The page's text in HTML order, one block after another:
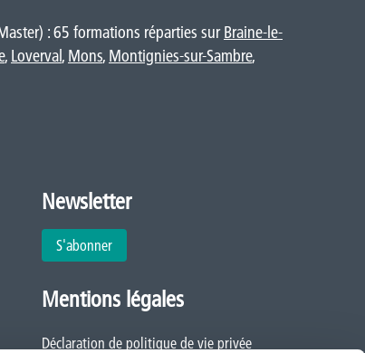
: 65 formations réparties surBraine-le-
, Loverval, Mons, Montignies-sur-Sambre,
Newsletter
S'abonner
Mentions légales
Déclaration de politique de vie privée